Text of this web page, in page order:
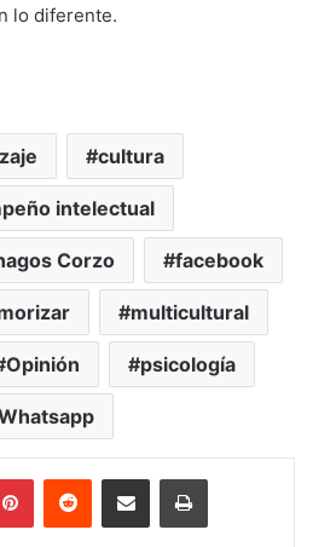
lo diferente.
cultura
intelectual
Corzo facebook
multicultural
Opinión psicología
PinterestReddit Share via Email Print